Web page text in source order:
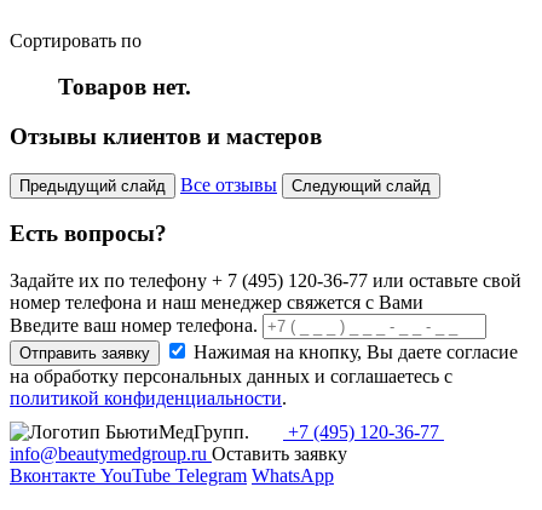
Сортировать по
Товаров нет.
Отзывы клиентов и мастеров
Предыдущий слайд Все отзывы Следующий слайд
Есть вопросы?
Задайте их по телефону + 7 (495) 120-36-77 или оставьте свой
номер телефона и наш менеджер свяжется с Вами
Введите ваш номер телефона.
Отправить заявку
Нажимая на кнопку, Вы даете согласие
на обработку персональных данных и соглашаетесь c
политикой конфиденциальности.
+7 (495) 120-36-77
info@beautymedgroup.ru Оставить заявку
Вконтакте YouTube Telegram WhatsApp